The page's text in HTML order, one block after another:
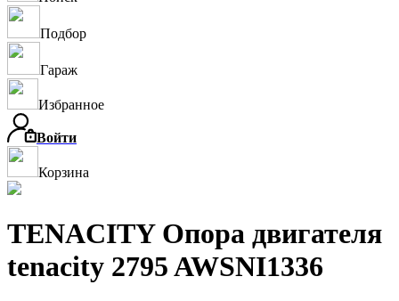
Подбор
Гараж
Избранное
Войти
Корзина
TENACITY Опора двигателя
tenacity 2795 AWSNI1336